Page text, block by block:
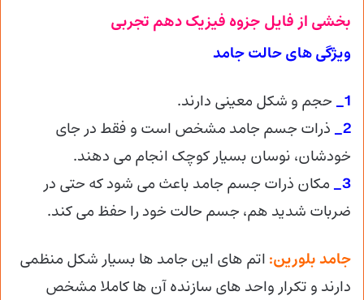
بخشی از فایل جزوه فیزیک دهم تجربی
ویژگی های حالت جامد
1_ حجم و شکل معینی دارند.
2_ ذرات جسم جامد مشخص است و فقط در جای
خودشان، نوسان بسیار کوچک انجام می دهند.
3_ مکان ذرات جسم جامد باعث می شود که حتی در
ضربات شدید هم، جسم حالت خود را حفظ می کند.
جامد بلورین: اتم های این جامد ها بسیار شکل منظمی
دارند و تکرار واحد های سازنده آن ها کاملا مشخص